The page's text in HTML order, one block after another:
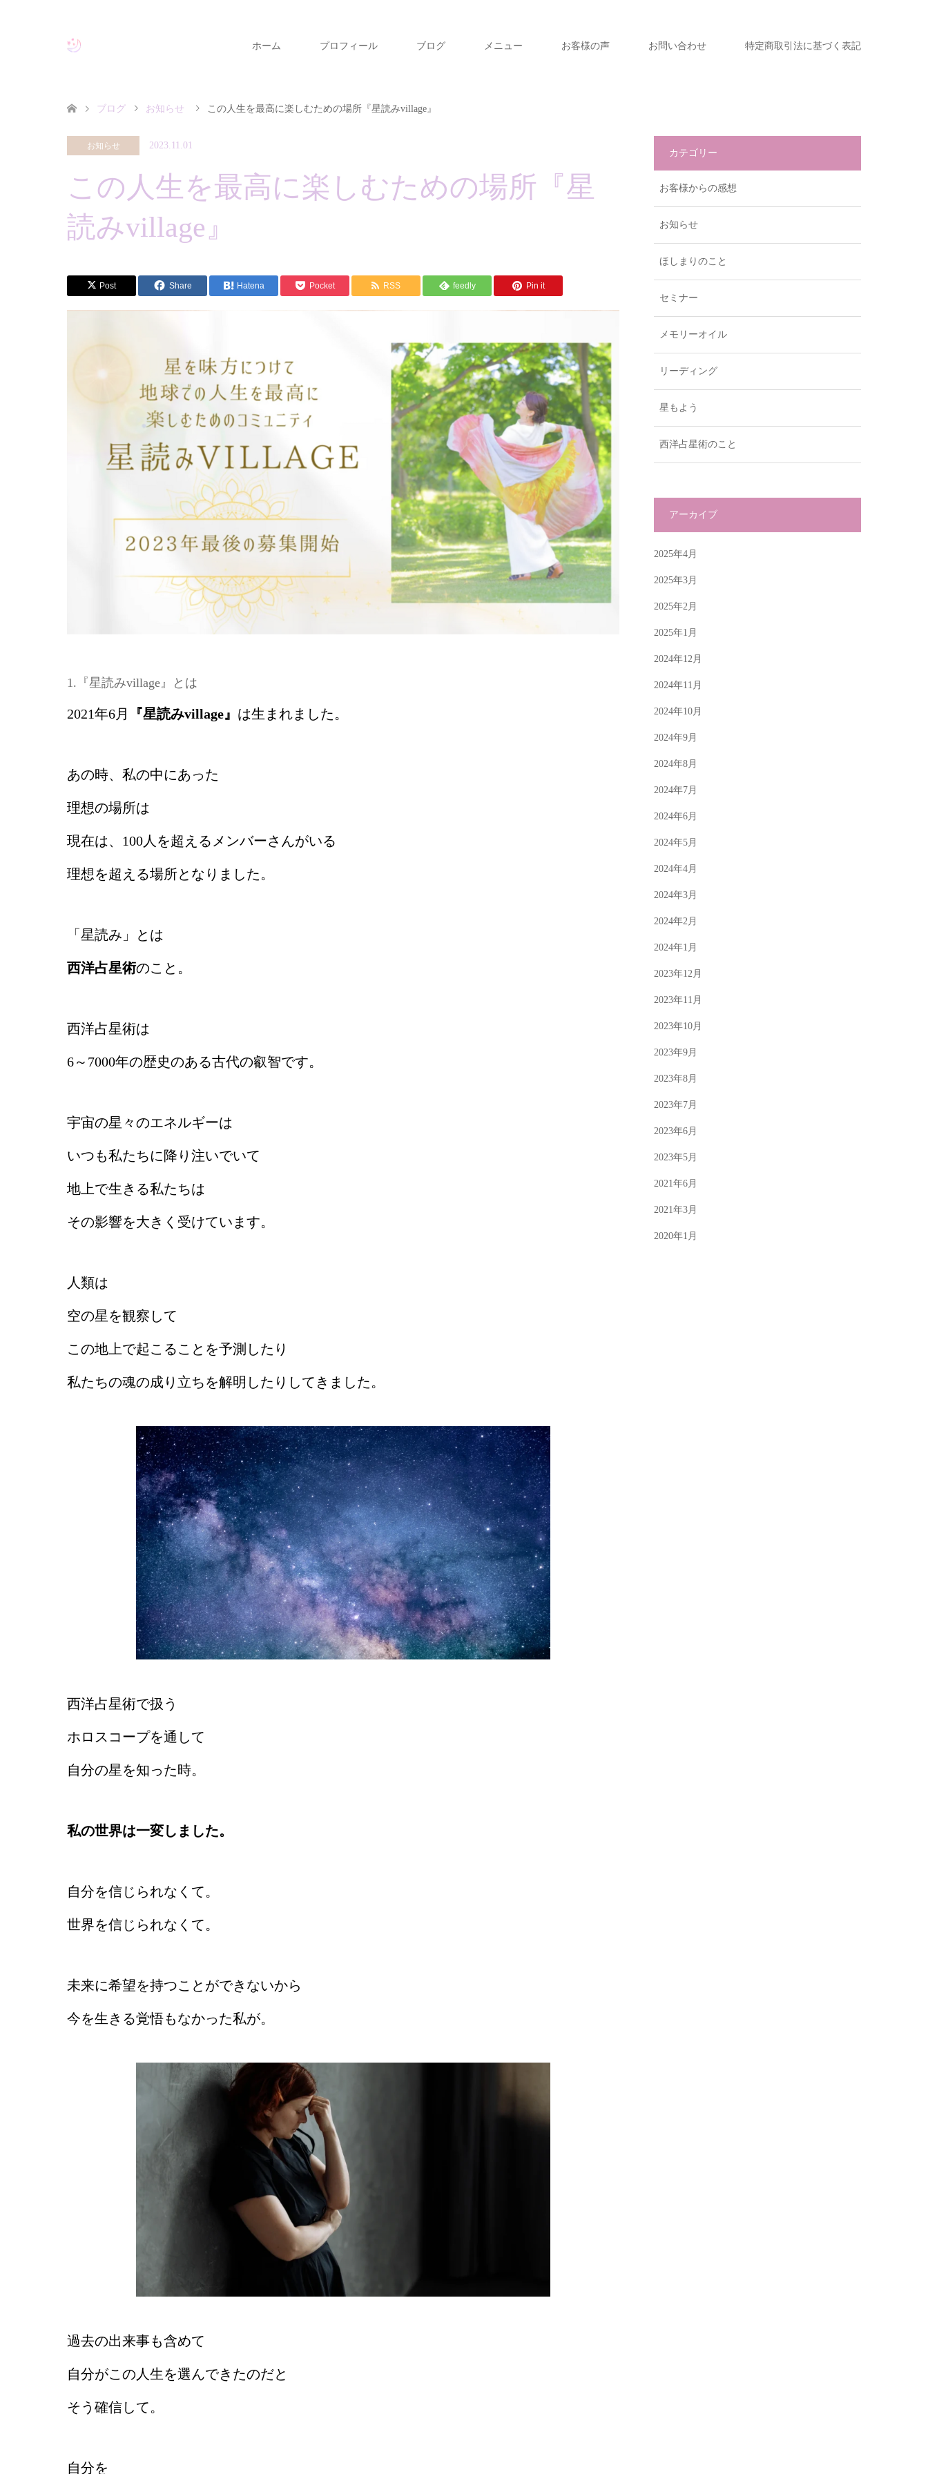
ホーム プロフィール ブログ メニュー お客様の声 お問い合わせ 特定商取引法に基づく表記
ブログ お知らせ この人生を最高に楽しむための場所『星読みvillage』
お知らせ 2023.11.01
この人生を最高に楽しむための場所『星
読みvillage』
Post Share Hatena Pocket RSS feedly Pin it
1.『星読みvillage』とは
2021年6月 『星読みvillage』 は生まれました。
あの時、私の中にあった
理想の場所は
現在は、100人を超えるメンバーさんがいる
理想を超える場所となりました。
「星読み」とは
西洋占星術のこと。
西洋占星術は
6～7000年の歴史のある古代の叡智です。
宇宙の星々のエネルギーは
いつも私たちに降り注いでいて
地上で生きる私たちは
その影響を大きく受けています。
人類は
空の星を観察して
この地上で起こることを予測したり
私たちの魂の成り立ちを解明したりしてきました。
西洋占星術で扱う
ホロスコープを通して
自分の星を知った時。
私の世界は一変しました。
自分を信じられなくて。
世界を信じられなくて。
未来に希望を持つことができないから
今を生きる覚悟もなかった私が。
過去の出来事も含めて
自分がこの人生を選んできたのだと
そう確信して。
自分を
カテゴリー
お客様からの感想
お知らせ
ほしまりのこと
セミナー
メモリーオイル
リーディング
星もよう
西洋占星術のこと
アーカイブ
2025年4月
2025年3月
2025年2月
2025年1月
2024年12月
2024年11月
2024年10月
2024年9月
2024年8月
2024年7月
2024年6月
2024年5月
2024年4月
2024年3月
2024年2月
2024年1月
2023年12月
2023年11月
2023年10月
2023年9月
2023年8月
2023年7月
2023年6月
2023年5月
2021年6月
2021年3月
2020年1月